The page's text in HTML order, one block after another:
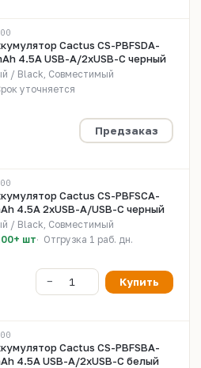
Cactus CS-PBFSDA-
4.5A USB-A/2xUSB-C черный
/ Black, Совместимый
уточняется
Предзаказ
Cactus CS-PBFSCA-
4.5A 2xUSB-A/USB-C черный
/ Black, Совместимый
шт
Отгрузка 1 раб. дн.
Купить
Cactus CS-PBFSBA-
4.5A USB-A/2xUSB-C белый